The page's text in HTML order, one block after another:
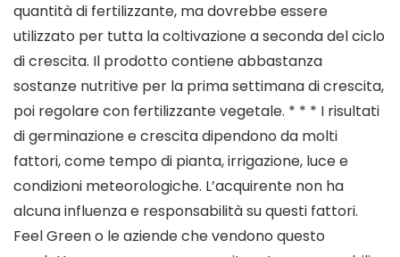
quantità di fertilizzante, ma dovrebbe essere
utilizzato per tutta la coltivazione a seconda del ciclo
di crescita. Il prodotto contiene abbastanza
sostanze nutritive per la prima settimana di crescita,
poi regolare con fertilizzante vegetale. * * * I risultati
di germinazione e crescita dipendono da molti
fattori, come tempo di pianta, irrigazione, luce e
condizioni meteorologiche. L’acquirente non ha
alcuna influenza e responsabilità su questi fattori.
Feel Green o le aziende che vendono questo